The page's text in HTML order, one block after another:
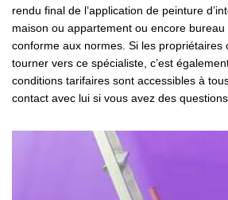
rendu final de l’application de peinture
maison ou appartement ou encore
conforme aux normes. Si les propriétaires
tourner vers ce spécialiste, c’est
conditions tarifaires sont accessibles à
contact avec lui si vous avez des questions.